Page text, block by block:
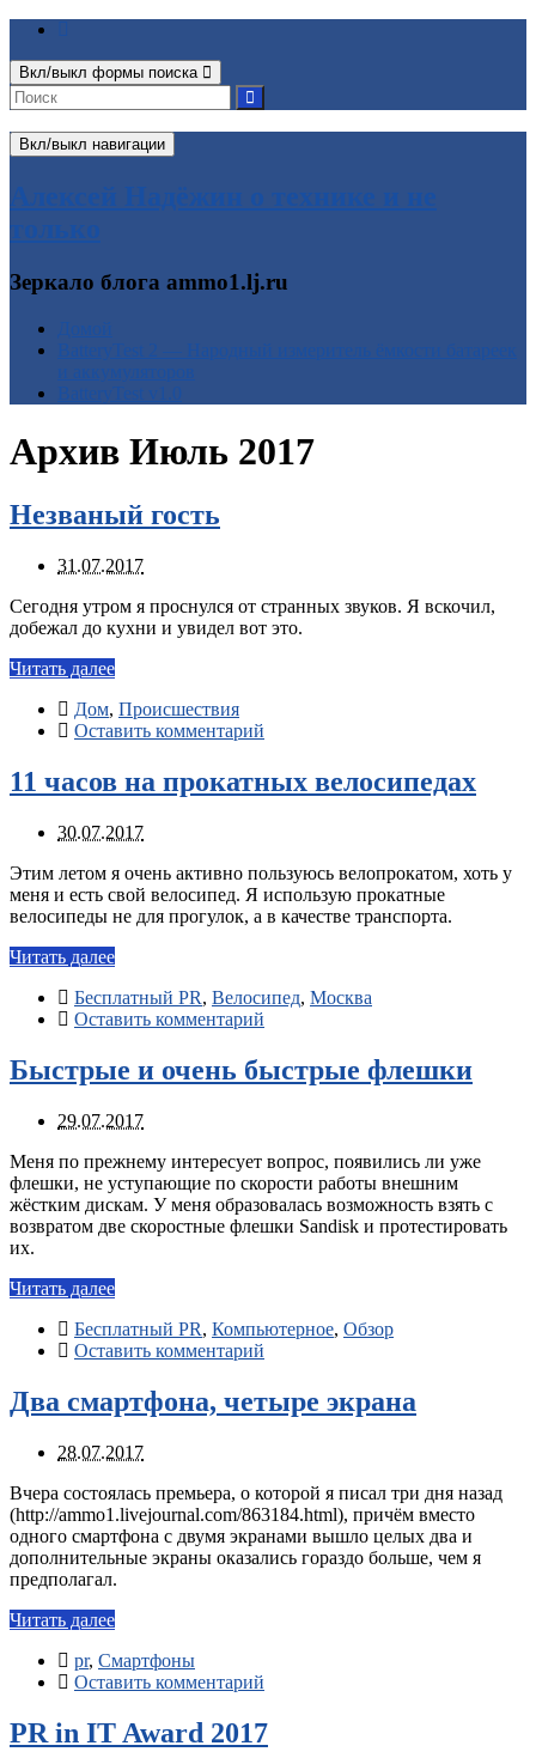
Вкл/выкл формы поиска
Вкл/выкл навигации
Алексей Надёжин о технике и не
только
Зеркало блога ammo1.lj.ru
Архив Июль 2017
Незваный гость
31.07.2017
Сегодня утром я проснулся от странных звуков. Я вскочил,
добежал до кухни и увидел вот это.
Читать далее
Дом, Происшествия
Оставить комментарий
11 часов на прокатных велосипедах
30.07.2017
Этим летом я очень активно пользуюсь велопрокатом, хоть у
меня и есть свой велосипед. Я использую прокатные
велосипеды не для прогулок, а в качестве транспорта.
Читать далее
Бесплатный PR, Велосипед, Москва
Оставить комментарий
Быстрые и очень быстрые флешки
29.07.2017
Меня по прежнему интересует вопрос, появились ли уже
флешки, не уступающие по скорости работы внешним
жёстким дискам. У меня образовалась возможность взять с
возвратом две скоростные флешки Sandisk и протестировать
их.
Читать далее
Бесплатный PR, Компьютерное, Обзор
Оставить комментарий
Два смартфона, четыре экрана
28.07.2017
Вчера состоялась премьера, о которой я писал три дня назад
(http://ammo1.livejournal.com/863184.html), причём вместо
одного смартфона с двумя экранами вышло целых два и
дополнительные экраны оказались гораздо больше, чем я
предполагал.
Читать далее
pr, Смартфоны
Оставить комментарий
PR in IT Award 2017